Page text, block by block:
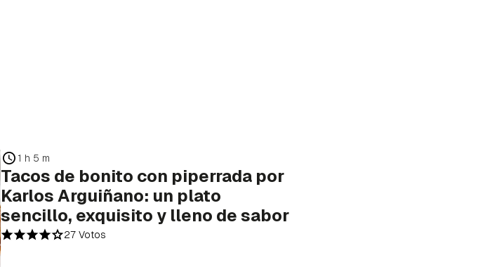
1 h 5 m
Tacos de bonito con piperrada por
Karlos Arguiñano: un plato
sencillo, exquisito y lleno de sabor
27 Votos